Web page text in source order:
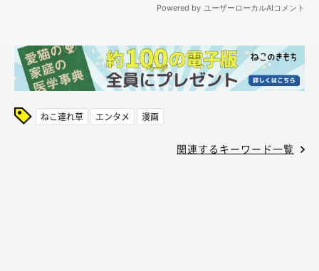
ねこ連れ草 エンタメ 漫画
関連するキーワード一覧